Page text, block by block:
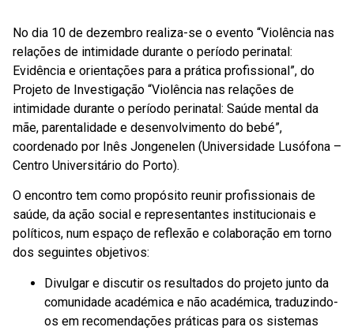
No dia 10 de dezembro realiza-se o evento “Violência nas
relações de intimidade durante o período perinatal:
Evidência e orientações para a prática profissional”, do
Projeto de Investigação “Violência nas relações de
intimidade durante o período perinatal: Saúde mental da
mãe, parentalidade e desenvolvimento do bebé”,
coordenado por Inês Jongenelen (Universidade Lusófona –
Centro Universitário do Porto).
O encontro tem como propósito reunir profissionais de
saúde, da ação social e representantes institucionais e
políticos, num espaço de reflexão e colaboração em torno
dos seguintes objetivos:
Divulgar e discutir os resultados do projeto junto da
comunidade académica e não académica, traduzindo-
os em recomendações práticas para os sistemas